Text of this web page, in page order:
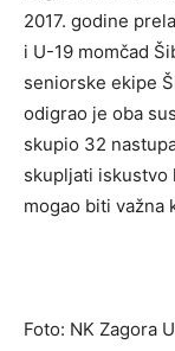
2017. godine
i U-19 momčad
seniorske ekipe
odigrao je oba
skupio 32
skupljati iskustvo
mogao biti važna
Foto: NK Zagora